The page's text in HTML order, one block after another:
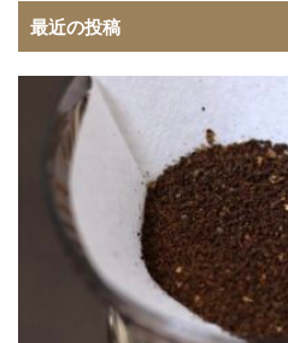
最近の投稿